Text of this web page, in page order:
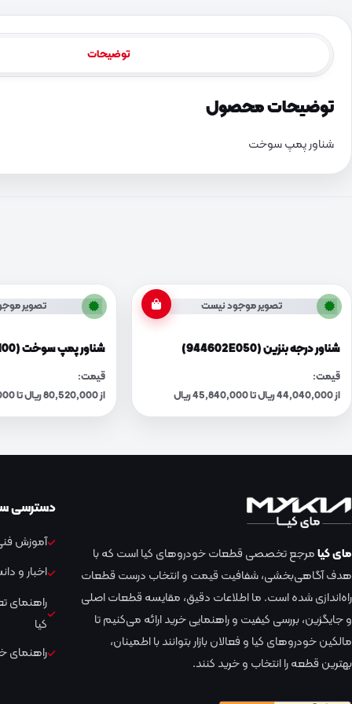
توضیحات
توضیحات محصول
شناور پمپ سوخت
تصویر موجود نیست
شناور درجه بنزین (944602E050)
قیمت:
از 44,040,000 ریال تا 45,840,000 ریال
تصویر
شناور پمپ سوخت (9446007100)
قیمت:
از 80,520,000 ریال تا 83,810,000 ریال
مای کیامرجع تخصصی قطعات خودروهای کیا است که با
هدف آگاهی‌بخشی، شفافیت قیمت و انتخاب درست قطعات
راه‌اندازی شده است. ما اطلاعات دقیق، مقایسه قطعات اصلی
و جایگزین، بررسی کیفیت و راهنمایی خرید ارائه می‌کنیم تا
مالکین خودروهای کیا و فعالان بازار بتوانند با اطمینان،
بهترین قطعه را انتخاب و خرید کنند.
دسترسی
آموزش
اخبار و
راهنمای
کیا
راهنمای